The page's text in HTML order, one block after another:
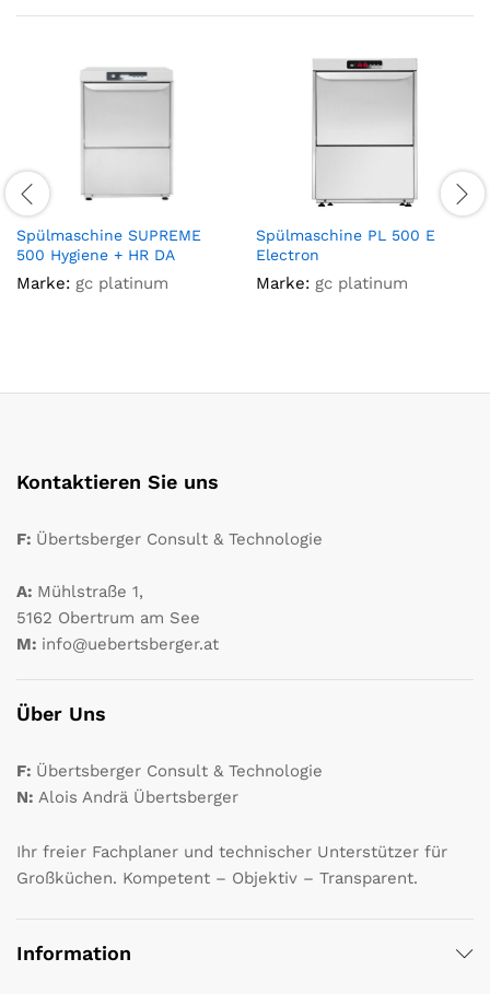
Spülmaschine SUPREME
500 Hygiene + HR DA
Marke: gc platinum
Spülmaschine PL 500 E
Electron
Marke: gc platinum
Kontaktieren Sie uns
F: Übertsberger Consult & Technologie
A: Mühlstraße 1,
5162 Obertrum am See
M: info@uebertsberger.at
Über Uns
F: Übertsberger Consult & Technologie
N: Alois Andrä Übertsberger
Ihr freier Fachplaner und technischer Unterstützer für
Großküchen. Kompetent – Objektiv – Transparent.
Information